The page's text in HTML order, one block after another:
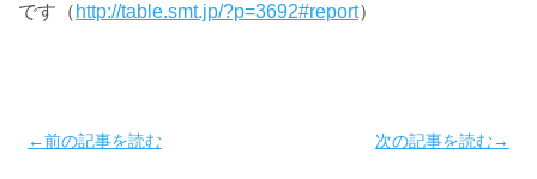
です（ http://table.smt.jp/?p=3692#report）
←前の記事を読む 次の記事を読む→